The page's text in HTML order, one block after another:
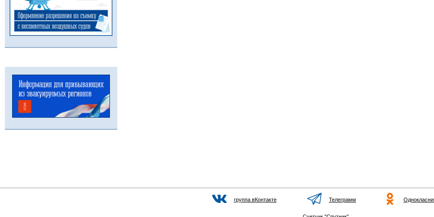
группа вКонтакте Телеграмм